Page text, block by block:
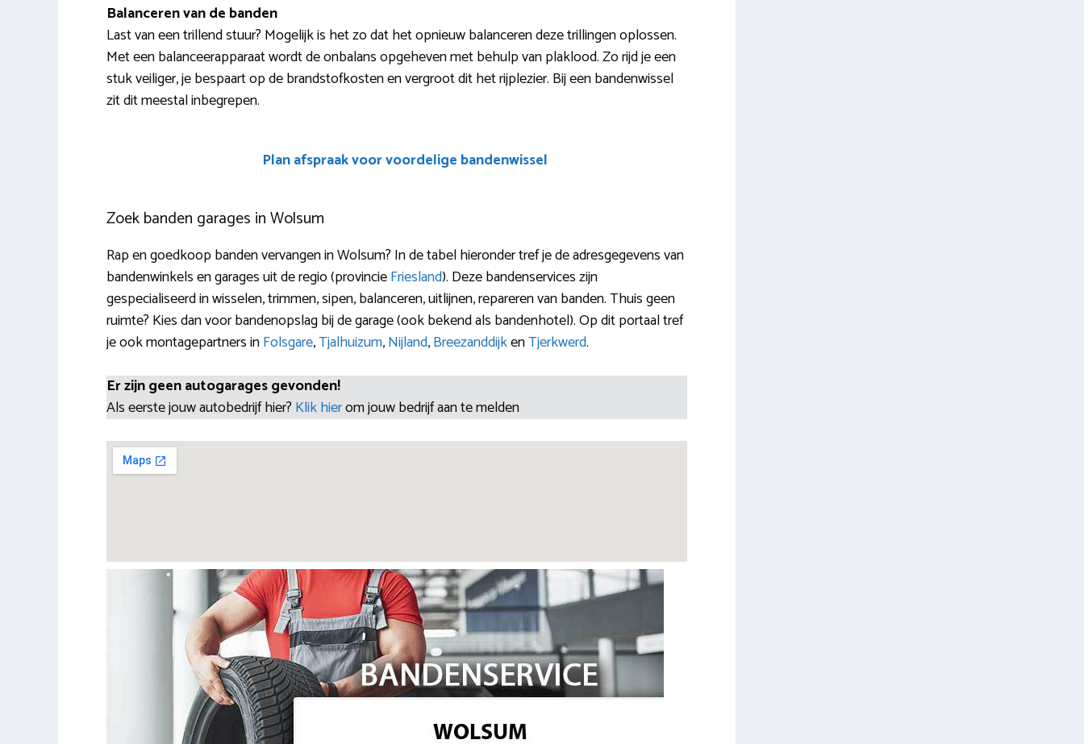
Balanceren van de banden
Last van een trillend stuur? Mogelijk is het zo dat het opnieuw balanceren deze trillingen oplossen.
Met een balanceerapparaat wordt de onbalans opgeheven met behulp van plaklood. Zo rijd je een
stuk veiliger, je bespaart op de brandstofkosten en vergroot dit het rijplezier. Bij een bandenwissel
zit dit meestal inbegrepen.
Plan afspraak voor voordelige bandenwissel
Zoek banden garages in Wolsum
Rap en goedkoop banden vervangen in Wolsum? In de tabel hieronder tref je de adresgegevens van
bandenwinkels en garages uit de regio (provincieFriesland). Deze bandenservices zijn
gespecialiseerd in wisselen, trimmen, sipen, balanceren, uitlijnen, repareren van banden. Thuis geen
ruimte? Kies dan voor bandenopslag bij de garage (ook bekend als bandenhotel). Op dit portaal tref
je ook montagepartners inFolsgare,Tjalhuizum,Nijland,BreezanddijkenTjerkwerd.
Er zijn geen autogarages gevonden!
Als eerste jouw autobedrijf hier? Klik hierom jouw bedrijf aan te melden